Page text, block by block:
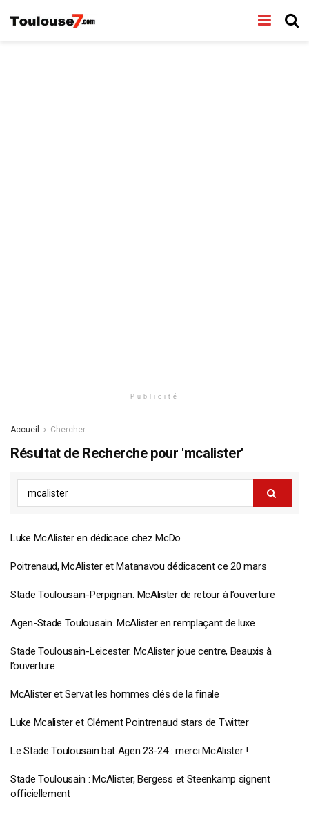
Publicité
Accueil Chercher
Résultat de Recherche pour 'mcalister'
Luke McAlister en dédicace chez McDo
Poitrenaud, McAlister et Matanavou dédicacent ce 20 mars
Stade Toulousain-Perpignan. McAlister de retour à l’ouverture
Agen-Stade Toulousain. McAlister en remplaçant de luxe
Stade Toulousain-Leicester. McAlister joue centre, Beauxis à
l’ouverture
McAlister et Servat les hommes clés de la finale
Luke Mcalister et Clément Pointrenaud stars de Twitter
Le Stade Toulousain bat Agen 23-24 : merci McAlister !
Stade Toulousain : McAlister, Bergess et Steenkamp signent
officiellement